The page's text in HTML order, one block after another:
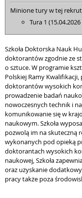
Minione tury w tej
Tura 1
Szkoła Doktorska Nauk
doktorantów zgodnie ze
o sztuce. W programie
Polskiej Ramy
doktorantów wysokich
prowadzenie badań
nowoczesnych technik i
komunikowanie się w
naukowym. Szkoła
pozwolą im na skuteczną
wykonanych pod opieką
doktorantach wysokich
naukowej, Szkoła
oraz uzyskanie
pracy także poza